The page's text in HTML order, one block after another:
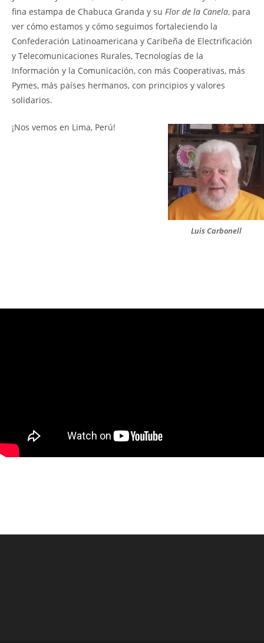
fina estampa de Chabuca Granda y su Flor de la Canela, para
ver cómo estamos y cómo seguimos fortaleciendo la
Confederación Latinoamericana y Caribeña de Electrificación
y Telecomunicaciones Rurales, Tecnologías de la
Información y la Comunicación, con más Cooperativas, más
Pymes, más países hermanos, con principios y valores
solidarios.
Luis Carbonell
¡Nos vemos en Lima, Perú!